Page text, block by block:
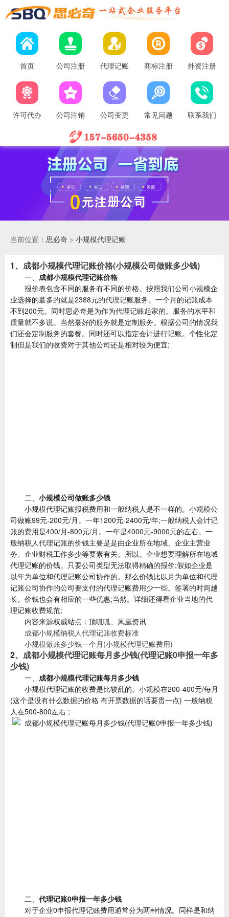
首页 公司注册 代理记账 商标注册 外资注册
许可代办 公司注销 公司变更 常见问题 联系我们
当前位置： 思必奇 > 小规模代理记账
1、 成都小规模代理记账价格(小规模公司做账多少钱)
一、 成都小规模代理记账价格
报价表包含不同的服务有不同的价格。按照我们公司小规模企
业选择的蕞多的就是2388元的代理记账服务。一个月的记账成本
不到200元。同时思必奇是为作为代理记账起家的。服务的水平和
质量就不多说。当然蕞好的服务就是定制服务。根据公司的情况我
们还会定制服务的套餐。同时还可以指定会计进行记账。个性化定
制但是我们的收费对于其他公司还是相对较为便宜;
二、 小规模公司做账多少钱
小规模代理记账报税费用和一般纳税人是不一样的。小规模公
司做账99元-200元/月。一年1200元-2400元/年;一般纳税人会计记
账的费用是400/月-800元/月。一年是4000元-9000元的左右。一
般纳税人代理记账的价钱主要是是由企业所在地域、企业主营业
务、企业财税工作多少等要素有关。所以。企业想要理解所在地域
代理记账的价钱。只要公司类型无法取得精确的报价;假如企业是
以年为单位和代理记账公司协作的。那么价钱比以月为单位和代理
记账公司协作的公司要支付的代理记账费用少一些。签署的时间越
长。价钱也会有相应的一些优惠;当然。详细还得看企业当地的代
理记账收费规范;
内容来源权威站点：顶呱呱、凤凰资讯
成都小规模纳税人代理记账收费标准
小规模做账多少钱一个月(小规模代理记账费用)
2、 成都小规模代理记账每月多少钱(代理记账0申报一年多
少钱)
一、 成都小规模代理记账每月多少钱
小规模代理记账的收费是比较乱的。小规模在200-400元/每月
(这个是没有什么数据的价格 有开票数据的话要贵一点) 一般纳税
人在500-800左右 ;
二、 代理记账0申报一年多少钱
对于企业0申报代理记账费用通常分为两种情况。同样是和纳